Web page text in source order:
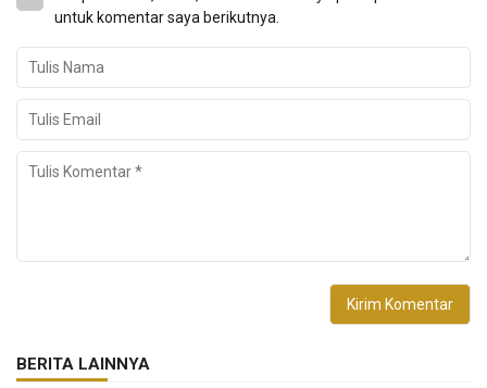
untuk komentar saya berikutnya.
BERITA LAINNYA